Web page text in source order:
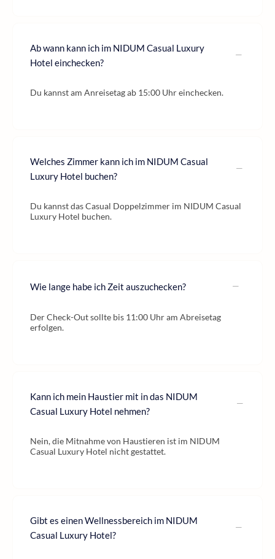
Ab wann kann ich im NIDUM Casual Luxury
Hotel einchecken?
Du kannst am Anreisetag ab 15:00 Uhr einchecken.
Welches Zimmer kann ich im NIDUM Casual
Luxury Hotel buchen?
Du kannst das Casual Doppelzimmer im NIDUM Casual
Luxury Hotel buchen.
Wie lange habe ich Zeit auszuchecken?
Der Check-Out sollte bis 11:00 Uhr am Abreisetag
erfolgen.
Kann ich mein Haustier mit in das NIDUM
Casual Luxury Hotel nehmen?
Nein, die Mitnahme von Haustieren ist im NIDUM
Casual Luxury Hotel nicht gestattet.
Gibt es einen Wellnessbereich im NIDUM
Casual Luxury Hotel?